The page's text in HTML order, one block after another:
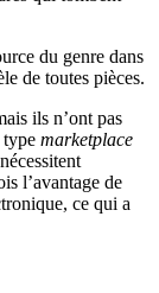
du genre dans
de toutes pièces.
ils n’ont pas
type marketplace
l’avantage de
ce qui a